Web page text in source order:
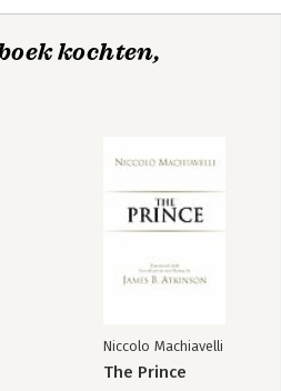
kochten,
Niccolo Machiavelli
The Prince